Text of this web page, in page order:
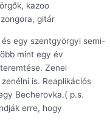
kazoo
gitár
egy szentgyörgyi semi-
mint egy év
Zenei
is. Reaplikációs
Becherovka.( p.s.
erre, hogy